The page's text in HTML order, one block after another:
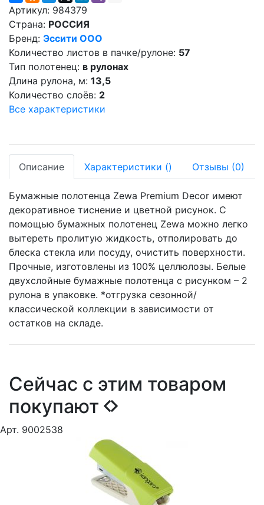
Артикул: 984379
Страна: РОССИЯ
Бренд: Эссити ООО
Количество листов в пачке/рулоне: 57
Тип полотенец: в рулонах
Длина рулона, м: 13,5
Количество слоёв: 2
Все характеристики
Описание Характеристики () Отзывы (0)
Бумажные полотенца Zewa Premium Decor имеют
декоративное тиснение и цветной рисунок. С
помощью бумажных полотенец Zewa можно легко
вытереть пролитую жидкость, отполировать до
блеска стекла или посуду, очистить поверхности.
Прочные, изготовлены из 100% целлюлозы. Белые
двухслойные бумажные полотенца с рисунком – 2
рулона в упаковке. *отгрузка сезонной/
классической коллекции в зависимости от
остатков на складе.
Сейчас с этим товаром
покупают
Арт. 9002538